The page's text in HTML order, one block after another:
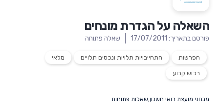
השאלה על הגדרת מונחים
פורסם בתאריך: 17/07/2011 שאלה פתוחה
הפרשות התחייבויות תלויות ונכסים תלויים מלאי
רכוש קבוע
מבחני מועצת רואי חשבון,שאלות פתוחות